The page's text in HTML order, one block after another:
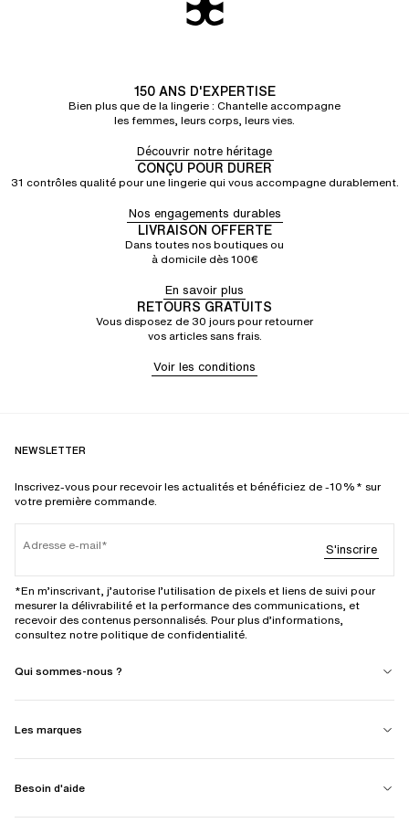
150 ANS D'EXPERTISE
Bien plus que de la lingerie : Chantelle accompagne
les femmes, leurs corps, leurs vies.
Découvrir notre héritage
CONÇU POUR DURER
31 contrôles qualité pour une lingerie qui vous accompagne durablement.
Nos engagements durables
LIVRAISON OFFERTE
Dans toutes nos boutiques ou
à domicile dès 100€
En savoir plus
RETOURS GRATUITS
Vous disposez de 30 jours pour retourner
vos articles sans frais.
Voir les conditions
NEWSLETTER
Inscrivez-vous pour recevoir les actualités et bénéficiez de -10%* sur
votre première commande.
Adresse e-mail S'inscrire
*En m’inscrivant, j’autorise l’utilisation de pixels et liens de suivi pour
mesurer la délivrabilité et la performance des communications, et
recevoir des contenus personnalisés. Pour plus d’informations,
consultez notre politique de confidentialité.
Qui sommes-nous ?
Les marques
Besoin d'aide